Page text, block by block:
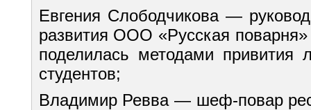
Евгения Слободчикова —
развития ООО «Русская поварня»
поделилась методами привития
студентов;
Владимир Ревва — шеф-повар